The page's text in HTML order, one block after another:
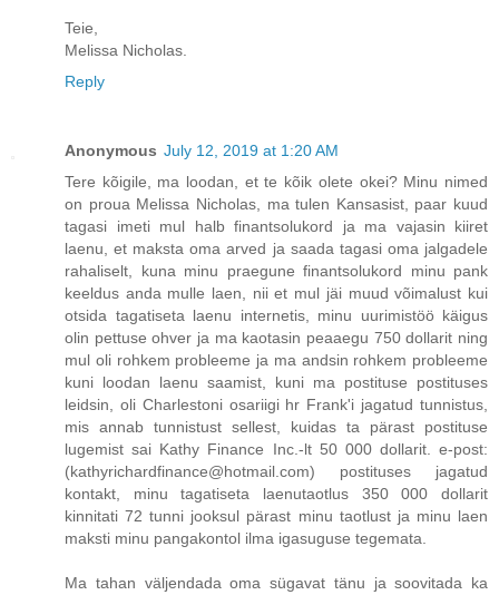
Teie,
Melissa Nicholas.
Reply
Anonymous July 12, 2019 at 1:20 AM
Tere kõigile, ma loodan, et te kõik olete okei? Minu nimed
on proua Melissa Nicholas, ma tulen Kansasist, paar kuud
tagasi imeti mul halb finantsolukord ja ma vajasin kiiret
laenu, et maksta oma arved ja saada tagasi oma jalgadele
rahaliselt, kuna minu praegune finantsolukord minu pank
keeldus anda mulle laen, nii et mul jäi muud võimalust kui
otsida tagatiseta laenu internetis, minu uurimistöö käigus
olin pettuse ohver ja ma kaotasin peaaegu 750 dollarit ning
mul oli rohkem probleeme ja ma andsin rohkem probleeme
kuni loodan laenu saamist, kuni ma postituse postituses
leidsin, oli Charlestoni osariigi hr Frank'i jagatud tunnistus,
mis annab tunnistust sellest, kuidas ta pärast postituse
lugemist sai Kathy Finance Inc.-lt 50 000 dollarit. e-post:
(kathyrichardfinance@hotmail.com) postituses jagatud
kontakt, minu tagatiseta laenutaotlus 350 000 dollarit
kinnitati 72 tunni jooksul pärast minu taotlust ja minu laen
maksti minu pangakontol ilma igasuguse tegemata.
Ma tahan väljendada oma sügavat tänu ja soovitada ka